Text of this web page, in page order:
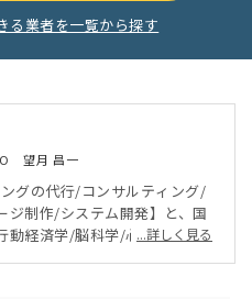
る業者を一覧から探す
望月 昌一
ングの代行/コンサルティング/
ジ制作/システム開発】と、国
動経済学/脳科学/心理学の理論
...詳しく見る